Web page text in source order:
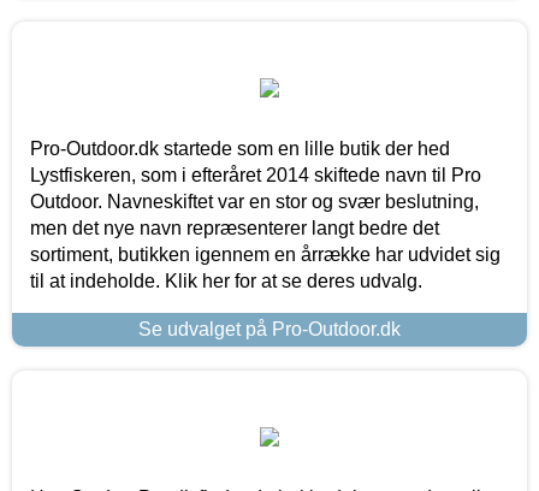
Pro-Outdoor.dk startede som en lille butik der hed
Lystfiskeren, som i efteråret 2014 skiftede navn til Pro
Outdoor. Navneskiftet var en stor og svær beslutning,
men det nye navn repræsenterer langt bedre det
sortiment, butikken igennem en årrække har udvidet sig
til at indeholde. Klik her for at se deres udvalg.
Se udvalget på Pro-Outdoor.dk